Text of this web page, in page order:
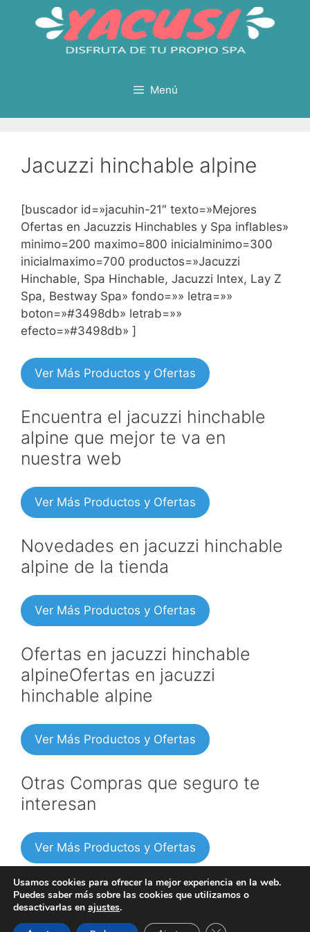
contenido
Menú
Jacuzzi hinchable alpine
[buscador id=»jacuhin-21″ texto=»Mejores
Ofertas en Jacuzzis Hinchables y Spa inflables»
minimo=200 maximo=800 inicialminimo=300
inicialmaximo=700 productos=»Jacuzzi
Hinchable, Spa Hinchable, Jacuzzi Intex, Lay Z
Spa, Bestway Spa» fondo=»» letra=»»
boton=»#3498db» letrab=»»
efecto=»#3498db» ]
Ver Más Productos y Ofertas
Encuentra el jacuzzi hinchable
alpine que mejor te va en
nuestra web
Ver Más Productos y Ofertas
Novedades en jacuzzi hinchable
alpine de la tienda
Ver Más Productos y Ofertas
Ofertas en jacuzzi hinchable
alpineOfertas en jacuzzi
hinchable alpine
Ver Más Productos y Ofertas
Otras Compras que seguro te
interesan
Ver Más Productos y Ofertas
Usamos cookies para ofrecer la mejor experiencia en la web.
Puedes saber más sobre las cookies que utilizamos o
desactivarlas en ajustes.